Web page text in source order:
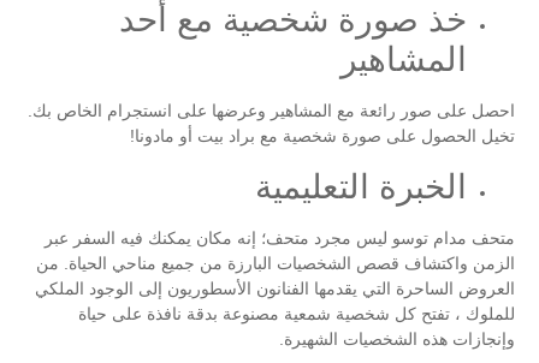
خذ صورة شخصية مع أحد
المشاهير
احصل على صور رائعة مع المشاهير وعرضها على انستجرام الخاص بك.
تخيل الحصول على صورة شخصية مع براد بيت أو مادونا!
الخبرة التعليمية
متحف مدام توسو ليس مجرد متحف؛ إنه مكان يمكنك فيه السفر عبر
الزمن واكتشاف قصص الشخصيات البارزة من جميع مناحي الحياة. من
العروض الساحرة التي يقدمها الفنانون الأسطوريون إلى الوجود الملكي
للملوك ، تفتح كل شخصية شمعية مصنوعة بدقة نافذة على حياة
وإنجازات هذه الشخصيات الشهيرة.